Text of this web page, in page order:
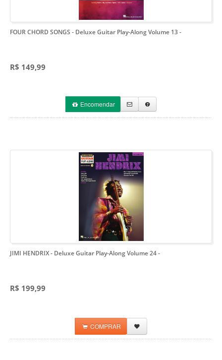
FOUR CHORD SONGS - Deluxe Guitar Play-Along Volume 13-
R$ 149,99
Encomendar
JIMI HENDRIX - Deluxe Guitar Play-Along Volume 24-
R$ 199,99
COMPRAR